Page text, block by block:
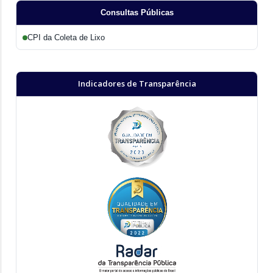
Consultas Públicas
CPI da Coleta de Lixo
Indicadores de Transparência